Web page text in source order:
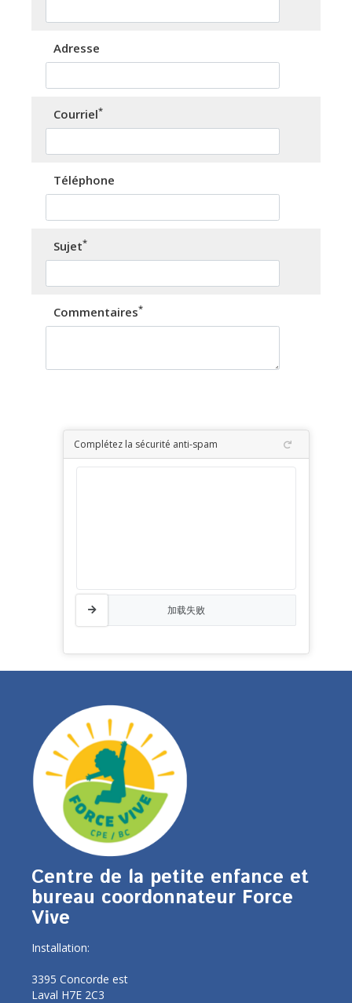
Adresse
Courriel*
Téléphone
Sujet*
Commentaires*
Complétez la sécurité anti-spam
加载失败
Centre de la petite enfance et
bureau coordonnateur Force
Vive
Installation:
3395 Concorde est
Laval H7E 2C3